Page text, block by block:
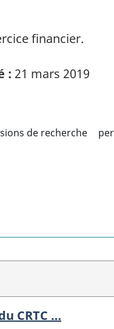
financier.
: 21 mars 2019
de recherche
CRTC …